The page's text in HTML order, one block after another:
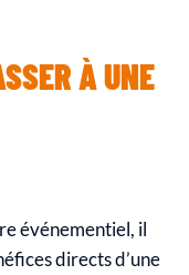
À UNE
événementiel, il
directs d’une